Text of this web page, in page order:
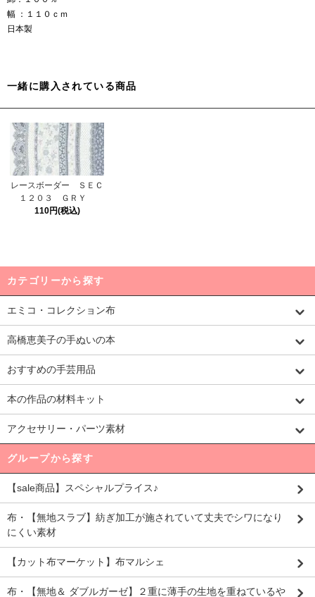
幅 ：１１０ｃｍ
日本製
一緒に購入されている商品
レースボーダー ＳＥＣ
１２０３ ＧＲＹ
110円(税込)
カテゴリーから探す
エミコ・コレクション布
高橋恵美子の手ぬいの本
おすすめの手芸用品
本の作品の材料キット
アクセサリー・パーツ素材
グループから探す
【sale商品】スペシャルプライス♪
布・【無地スラブ】紡ぎ加工が施されていて丈夫でシワになり
にくい素材
【カット布マーケット】布マルシェ
布・【無地＆ ダブルガーゼ】２重に薄手の生地を重ねているや